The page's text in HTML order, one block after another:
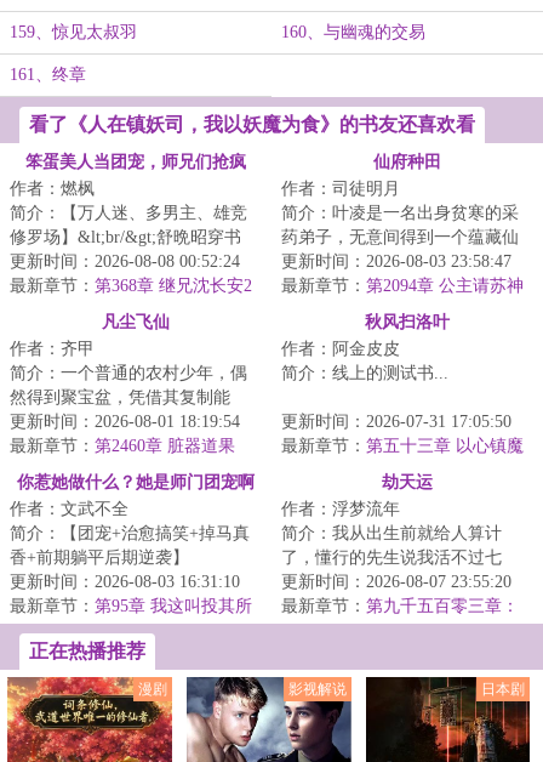
159、惊见太叔羽 160、与幽魂的交易
161、终章
看了《人在镇妖司，我以妖魔为食》的书友还喜欢看
笨蛋美人当团宠，师兄们抢疯
作者：燃枫
简介：【万人迷、多男主、雄竞
修罗场】&lt;br/&gt;舒晩昭穿书
了。&lt;br/&gt;原主作恶多端，娇
纵任性。&l...
更新时间：2026-08-08 00:52:24
最新章节： 第368章 继兄沈长安2
仙府种田
作者：司徒明月
简介：叶凌是一名出身贫寒的采
药弟子，无意间得到一个蕴藏仙
府的玉佩，从此踏上真正的修仙
之路。在这座神...
更新时间：2026-08-03 23:58:47
最新章节： 第2094章 公主请苏神
凡尘飞仙
作者：齐甲
简介：一个普通的农村少年，偶
然得到聚宝盆，凭借其复制能
力，得到海量资源，走上修行一
途……仙路悠悠，...
更新时间：2026-08-01 18:19:54
最新章节： 第2460章 脏器道果
秋风扫洛叶
作者：阿金皮皮
简介：线上的测试书...
更新时间：2026-07-31 17:05:50
最新章节： 第五十三章 以心镇魔
你惹她做什么？她是师门团宠啊
作者：文武不全
简介：【团宠+治愈搞笑+掉马真
香+前期躺平后期逆袭】
&lt;br/&gt;穿成灵界百年化不了形
的废柴蛇公主怎么办...
更新时间：2026-08-03 16:31:10
最新章节： 第95章 我这叫投其所
好
劫天运
作者：浮梦流年
简介：我从出生前就给人算计
了，懂行的先生说我活不过七
岁。外婆为了救我，给我娶了童
养媳，让我过起了安...
更新时间：2026-08-07 23:55:20
最新章节： 第九千五百零三章：
正在热播推荐
漫剧 影视解说 日本剧